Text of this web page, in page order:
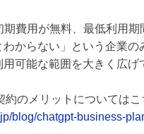
期費用が無料、最低利用期
わからない」という企業
可能な範囲を大きく広げ
のメリットについてはこ
blog/chatgpt-business-